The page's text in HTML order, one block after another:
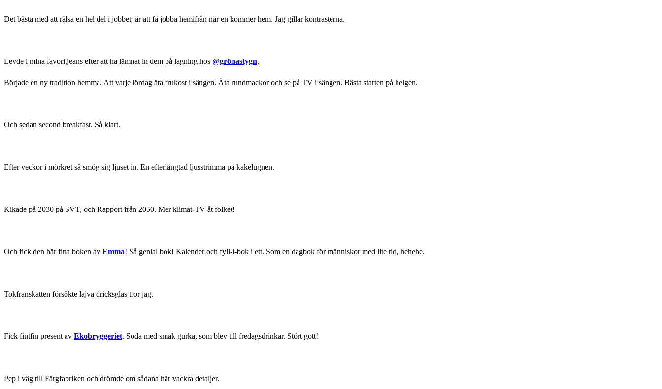
Det bästa med att rälsa en hel del i jobbet, är att få jobba hemifrån när en kommer hem. Jag gillar kontrasterna.
Levde i mina favoritjeans efter att ha lämnat in dem på lagning hos @grönastygn.
Började en ny tradition hemma. Att varje lördag äta frukost i sängen. Äta rundmackor och se på TV i sängen. Bästa starten på helgen.
Och sedan second breakfast. Så klart.
Efter veckor i mörkret så smög sig ljuset in. En efterlängtad ljusstrimma på kakelugnen.
Kikade på 2030 på SVT, och Rapport från 2050. Mer klimat-TV åt folket!
Och fick den här fina boken av Emma! Så genial bok! Kalender och fyll-i-bok i ett. Som en dagbok för människor med lite tid, hehehe.
Tokfranskatten försökte lajva dricksglas tror jag.
Fick fintfin present av Ekobryggeriet. Soda med smak gurka, som blev till fredagsdrinkar. Stört gott!
Pep i väg till Färgfabriken och drömde om sådana här vackra detaljer.